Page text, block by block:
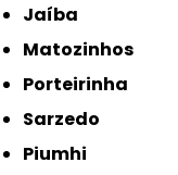
Jaíba
Matozinhos
Porteirinha
Sarzedo
Piumhi